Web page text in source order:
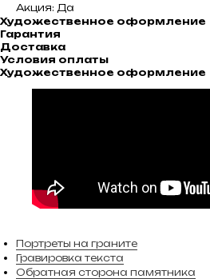
Акция: Да
Художественное оформление
Гарантия
Доставка
Условия оплаты
Художественное оформление
Портреты на граните
Гравировка текста
Обратная сторона памятника